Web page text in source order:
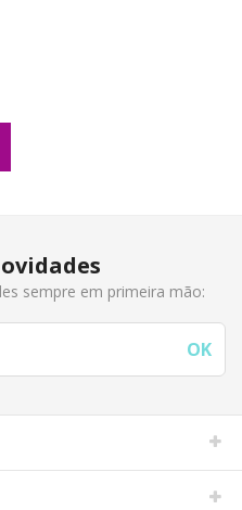
sempre em primeira mão: